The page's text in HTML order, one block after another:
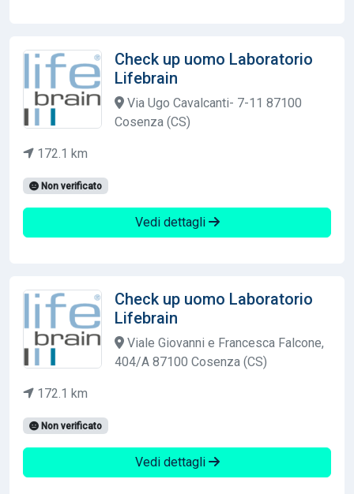
Check up uomo Laboratorio
Lifebrain
Via Ugo Cavalcanti- 7-11 87100
Cosenza (CS)
172.1 km
Non verificato
Vedi dettagli
Check up uomo Laboratorio
Lifebrain
Viale Giovanni e Francesca Falcone,
404/A 87100 Cosenza (CS)
172.1 km
Non verificato
Vedi dettagli